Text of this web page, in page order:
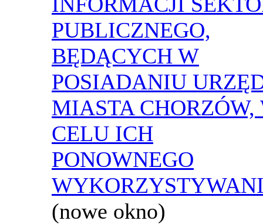
PUBLICZNEGO,
BĘDĄCYCH W
POSIADANIU
MIASTA CHORZÓW,
CELU ICH
PONOWNEGO
(nowe okno)